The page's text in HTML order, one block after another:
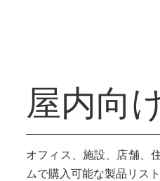
屋内向
オフィス、施設、店舗、
ムで購入可能な製品リスト